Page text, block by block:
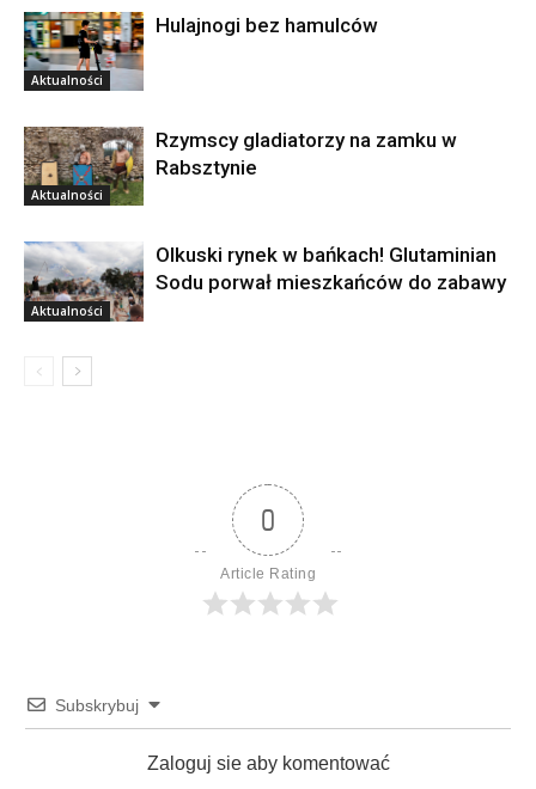
Aktualności
Hulajnogi bez hamulców
Aktualności
Rzymscy gladiatorzy na zamku w
Rabsztynie
Aktualności
Olkuski rynek w bańkach! Glutaminian
Sodu porwał mieszkańców do zabawy
0
Article Rating
Subskrybuj
Zaloguj sie aby komentować